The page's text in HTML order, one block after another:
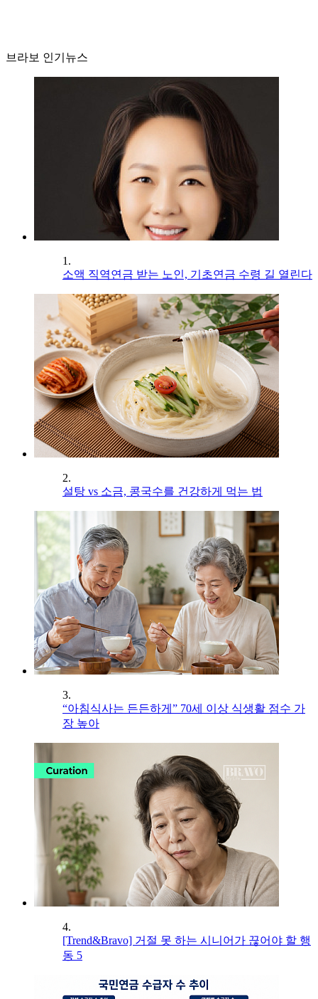
브라보 인기뉴스
1.
소액 직역연금 받는 노인, 기초연금 수령 길 열린다
2.
설탕 vs 소금, 콩국수를 건강하게 먹는 법
3.
“아침식사는 든든하게” 70세 이상 식생활 점수 가
장 높아
4.
[Trend&Bravo] 거절 못 하는 시니어가 끊어야 할 행
동 5